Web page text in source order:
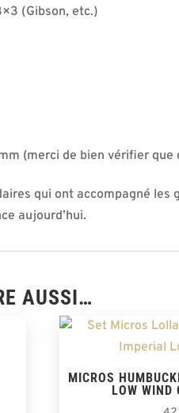
(Gibson, etc.)
(merci de bien vérifier
qui ont accompagné
aujourd’hui.
AUSSI…
MICROS
LOW WIND